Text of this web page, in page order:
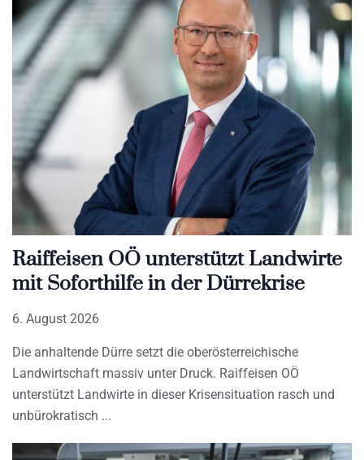
Raiffeisen OÖ unterstützt Landwirte
mit Soforthilfe in der Dürrekrise
6. August 2026
Die anhaltende Dürre setzt die oberösterreichische
Landwirtschaft massiv unter Druck. Raiffeisen OÖ
unterstützt Landwirte in dieser Krisensituation rasch und
unbürokratisch